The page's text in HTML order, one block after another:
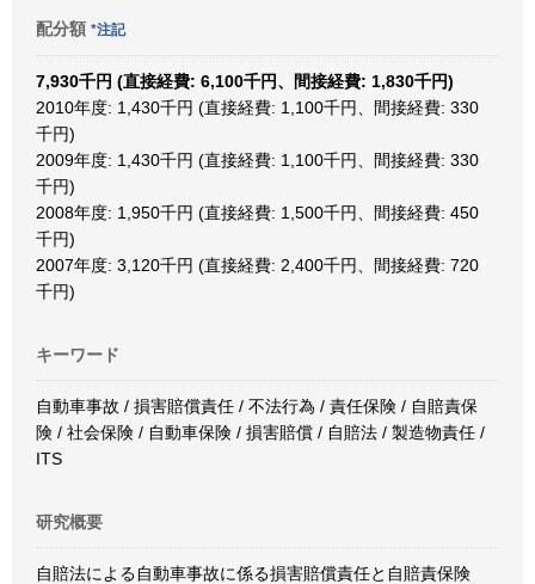
配分額 *注記
7,930千円 (直接経費: 6,100千円、間接経費: 1,830千円)
2010年度: 1,430千円 (直接経費: 1,100千円、間接経費: 330
千円)
2009年度: 1,430千円 (直接経費: 1,100千円、間接経費: 330
千円)
2008年度: 1,950千円 (直接経費: 1,500千円、間接経費: 450
千円)
2007年度: 3,120千円 (直接経費: 2,400千円、間接経費: 720
千円)
キーワード
自動車事故 / 損害賠償責任 / 不法行為 / 責任保険 / 自賠責保
険 / 社会保険 / 自動車保険 / 損害賠償 / 自賠法 / 製造物責任 /
ITS
研究概要
自賠法による自動車事故に係る損害賠償責任と自賠責保険